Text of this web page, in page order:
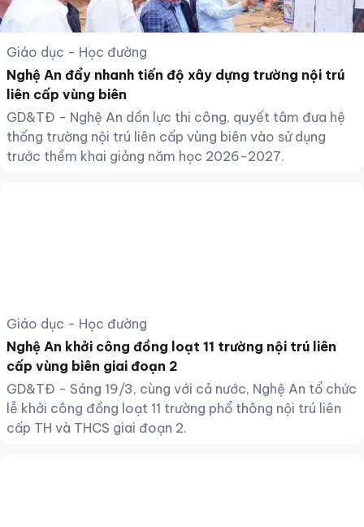
Giáo dục - Học đường
Nghệ An đẩy nhanh tiến độ xây dựng trường nội trú
liên cấp vùng biên
GD&TĐ - Nghệ An dồn lực thi công, quyết tâm đưa hệ
thống trường nội trú liên cấp vùng biên vào sử dụng
trước thềm khai giảng năm học 2026-2027.
Giáo dục - Học đường
Nghệ An khởi công đồng loạt 11 trường nội trú liên
cấp vùng biên giai đoạn 2
GD&TĐ - Sáng 19/3, cùng với cả nước, Nghệ An tổ chức
lễ khởi công đồng loạt 11 trường phổ thông nội trú liên
cấp TH và THCS giai đoạn 2.